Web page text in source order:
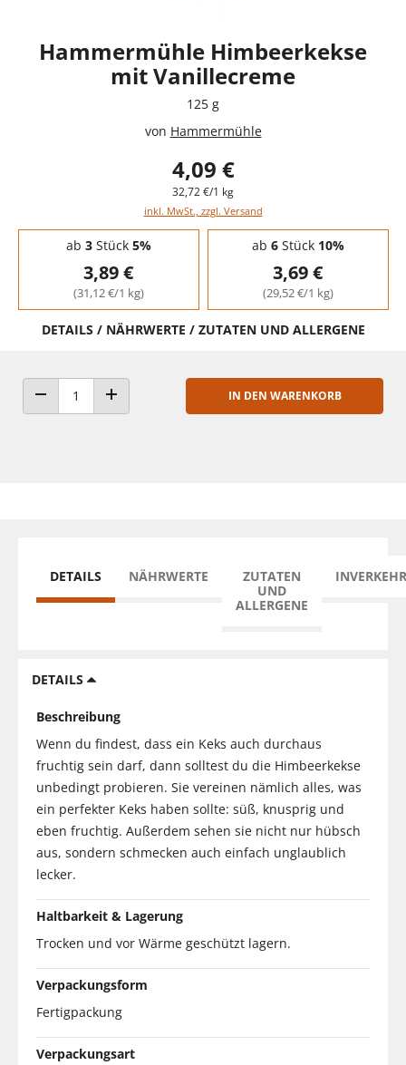
Hammermühle Himbeerkekse
mit Vanillecreme
125 g
von Hammermühle
4,09 €
32,72 €/1 kg
inkl. MwSt., zzgl. Versand
Staffelpreise - Mengenrabatt
ab 3Stück 5%
3,89 €
(31,12 €/1 kg)
ab 6Stück 10%
3,69 €
(29,52 €/1 kg)
DETAILS / NÄHRWERTE / ZUTATEN UND ALLERGENE
ANZAHL VERRINGERNANZAHL ERHÖHEN
IN DEN WARENKORB
DETAILS NÄHRWERTE
ZUTATEN
UND
ALLERGENE
DETAILS
Beschreibung
Wenn du findest, dass ein Keks auch durchaus
fruchtig sein darf, dann solltest du die Himbeerkekse
unbedingt probieren. Sie vereinen nämlich alles, was
ein perfekter Keks haben sollte: süß, knusprig und
eben fruchtig. Außerdem sehen sie nicht nur hübsch
aus, sondern schmecken auch einfach unglaublich
lecker.
Haltbarkeit & Lagerung
Trocken und vor Wärme geschützt lagern.
Verpackungsform
Fertigpackung
Verpackungsart